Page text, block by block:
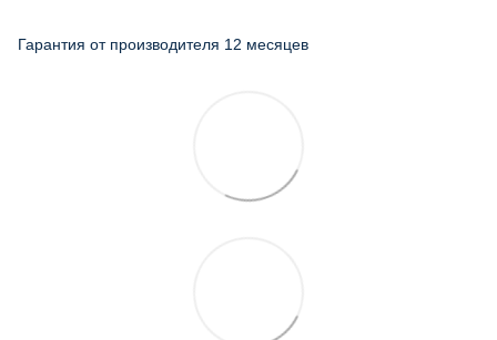
Гарантия от производителя 12 месяцев